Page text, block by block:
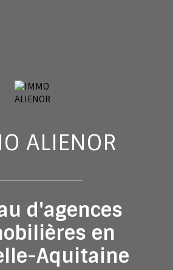
ALIENOR
d'agences
en
Aquitaine